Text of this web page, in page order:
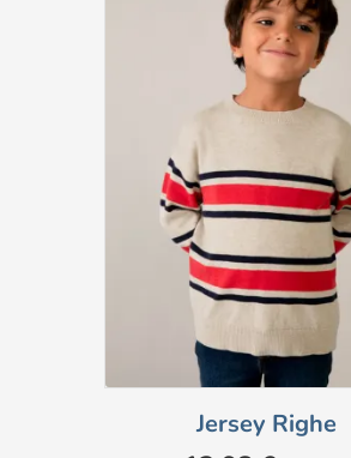
Jersey Righe